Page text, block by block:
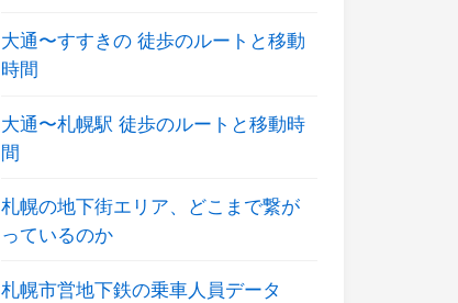
大通〜すすきの 徒歩のルートと移動
時間
大通〜札幌駅 徒歩のルートと移動時
間
札幌の地下街エリア、どこまで繋が
っているのか
札幌市営地下鉄の乗車人員データ